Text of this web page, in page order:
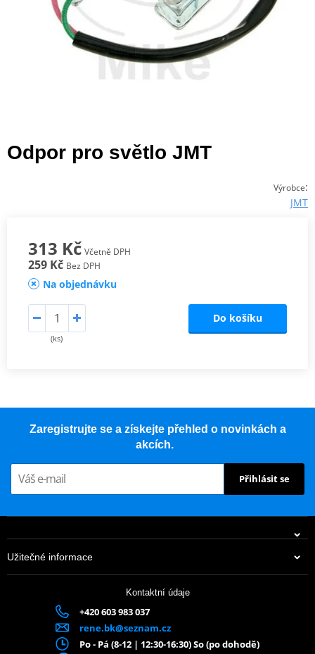
Odpor pro světlo JMT
Výrobce:
JMT
313 Kč Včetně DPH
259 Kč Bez DPH
Na objednávku
(ks)
Do košíku
Zaregistrujte se a získejte přehled o novinkách a
akcích.
Přihlásit se
Užitečné informace
Kontaktní údaje
+420 603 983 037
rene.bk@seznam.cz
Po - Pá (8-12 | 12:30-16:30) So (po dohodě)